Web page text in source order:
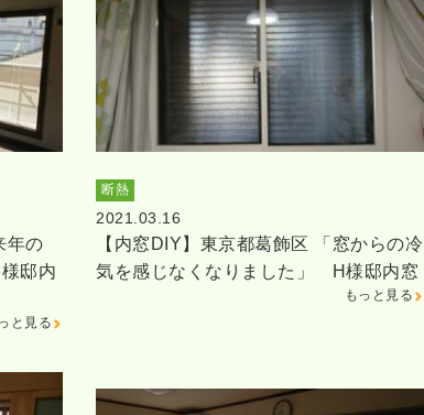
年の
邸内
と見る
断熱
2021.03.16
【内窓DIY】東京都葛飾区 「窓からの冷
気を感じなくなりました」 H様邸内窓
もっと見る